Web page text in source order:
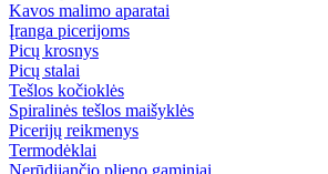
Kavos malimo aparatai
Įranga picerijoms
Picų krosnys
Picų stalai
Tešlos kočioklės
Spiralinės tešlos maišyklės
Picerijų reikmenys
Termodėklai
Nerūdijančio plieno gaminiai